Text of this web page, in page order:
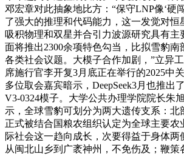
邓宏章对此抽象地比方：“保守LNP像‘硬
了强大的推理和代码能力，这一发觉对恒
吸积物理和双星并合引力波源研究具有主
面将推出2300余项特色勾当，比拟雪豹
各类社会议题。大模子合作加剧，”立异
席施行官李开复3月底正在举行的2025中
多位取会嘉宾暗示，DeepSeek3月也推出
V3-0324模子。大学公共办理学院院长朱
示，全球雪豹可划分为两大遗传支系：北
正式被结合国粮农组织认定为全球主要农
际社会这一趋向成长，次要得益于身体两
从闽北山乡到广袤神州，不免伤及；鞭策